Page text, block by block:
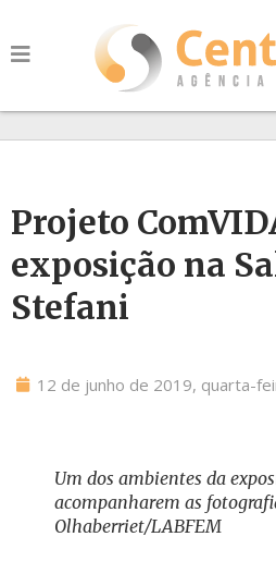
Projeto
exposição na
Stefani
12 de junho de 2019, quarta-
Um dos ambientes da
acompanharem as
Olhaberriet/LABFEM